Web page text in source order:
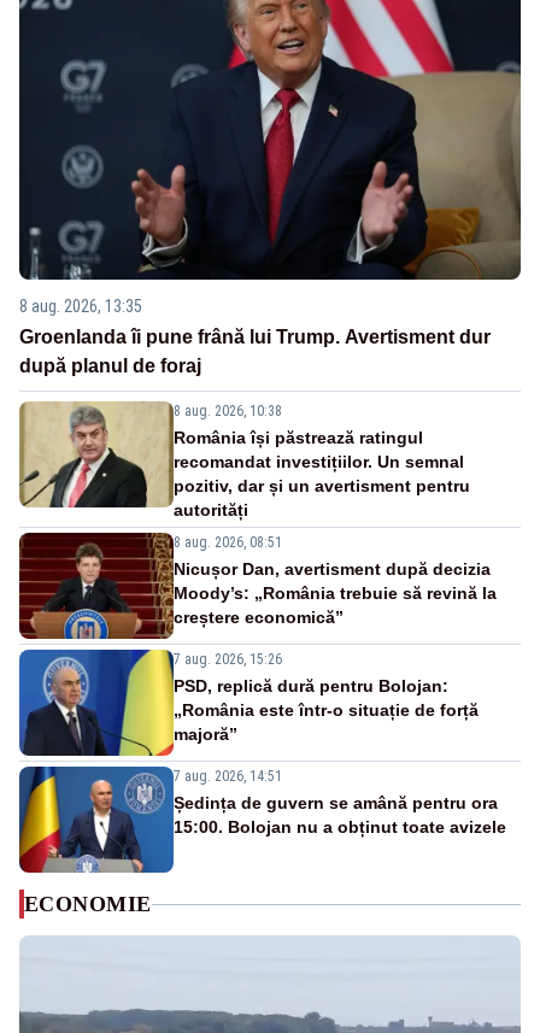
8 aug. 2026, 13:35
Groenlanda îi pune frână lui Trump. Avertisment dur
după planul de foraj
8 aug. 2026, 10:38
România își păstrează ratingul
recomandat investițiilor. Un semnal
pozitiv, dar și un avertisment pentru
autorități
8 aug. 2026, 08:51
Nicușor Dan, avertisment după decizia
Moody’s: „România trebuie să revină la
creștere economică”
7 aug. 2026, 15:26
PSD, replică dură pentru Bolojan:
„România este într-o situație de forță
majoră”
7 aug. 2026, 14:51
Ședința de guvern se amână pentru ora
15:00. Bolojan nu a obținut toate avizele
ECONOMIE